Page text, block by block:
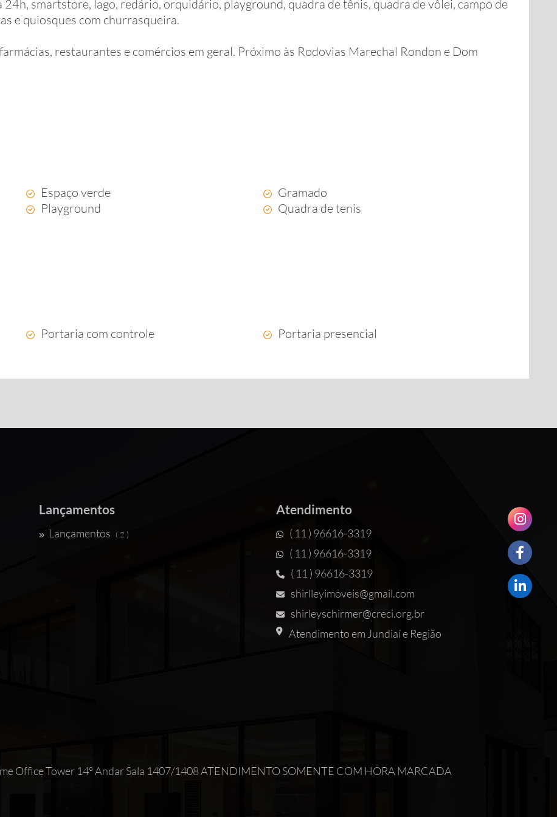
smartstore, lago, redário, orquidário, playground, quadra de tênis, quadra de vôlei, campo de
e quiosques com churrasqueira.
restaurantes e comércios em geral. Próximo às Rodovias Marechal Rondon e Dom
Espaço verde
Gramado
Playground
Quadra de tenis
Portaria com controle
Portaria presencial
Lançamentos
Lançamentos ( 2 )
Atendimento
( 11 ) 96616-3319
( 11 ) 96616-3319
( 11 ) 96616-3319
shirlleyimoveis@gmail.com
shirleyschirmer@creci.org.br
Atendimento em Jundiaí e Região
Office Tower 14° Andar Sala 1407/1408 ATENDIMENTO SOMENTE COM HORA MARCADA